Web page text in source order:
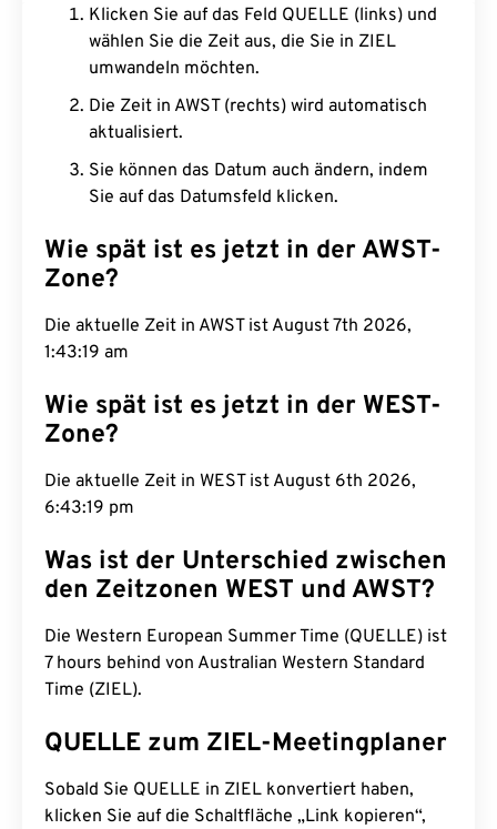
Klicken Sie auf das Feld QUELLE (links) und
wählen Sie die Zeit aus, die Sie in ZIEL
umwandeln möchten.
Die Zeit in AWST (rechts) wird automatisch
aktualisiert.
Sie können das Datum auch ändern, indem
Sie auf das Datumsfeld klicken.
Wie spät ist es jetzt in der AWST-
Zone?
Die aktuelle Zeit in AWST ist August 7th 2026,
1:43:20 am
Wie spät ist es jetzt in der WEST-
Zone?
Die aktuelle Zeit in WEST ist August 6th 2026,
6:43:20 pm
Was ist der Unterschied zwischen
den Zeitzonen WEST und AWST?
Die Western European Summer Time (QUELLE) ist
7 hours behind von Australian Western Standard
Time (ZIEL).
QUELLE zum ZIEL-Meetingplaner
Sobald Sie QUELLE in ZIEL konvertiert haben,
klicken Sie auf die Schaltfläche „Link kopieren“,